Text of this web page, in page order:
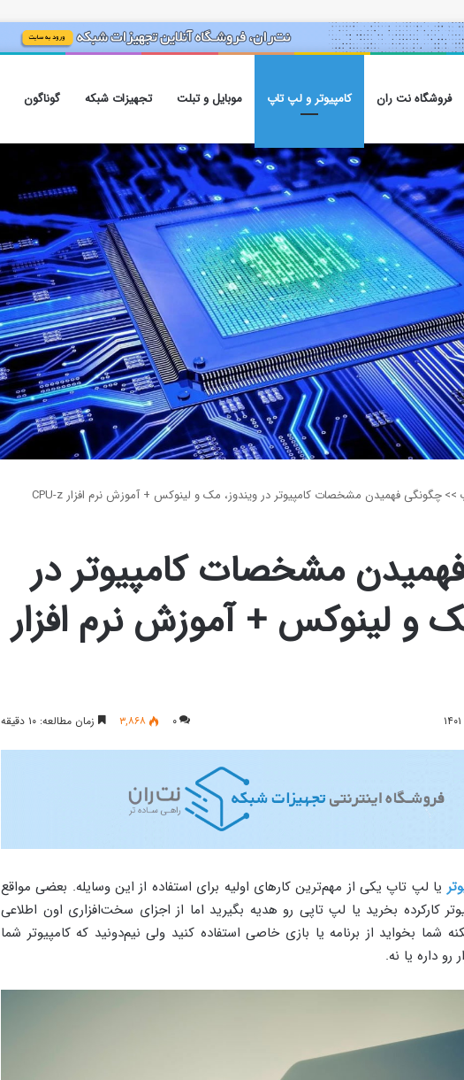
فروشگاه نت ران کامپیوتر و لپ تاپ موبایل و تبلت تجهیزات شبکه گوناگون
>> چگونگی فهمیدن مشخصات کامپیوتر در ویندوز، مک و لینوکس + آموزش نرم افزار CPU-z
مشخصات کامپیوتر در
و لینوکس + آموزش نرم افزار
۰ ۳,۸۶۸ زمان مطالعه: ۱۰ دقیقه
یا لپ‌ تاپ یکی از مهم‌ترین کارهای اولیه برای استفاده از این وسایله. بعضی مواقع
کارکرده بخرید یا لپ‌ تاپی رو هدیه بگیرید اما از اجزای سخت‌افزاری اون اطلاعی
شما بخواید از برنامه یا بازی خاصی استفاده کنید ولی نیم‌دونید که کامپیوتر شما
رو داره یا نه.